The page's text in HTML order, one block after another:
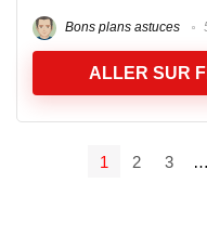
Bons plans astuces
ALLER SUR
1 2 3 …